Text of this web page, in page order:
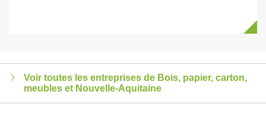
Voir toutes les entreprises de Bois, papier, carton,
meubles et Nouvelle-Aquitaine